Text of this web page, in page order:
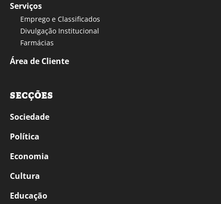
Serviços
Emprego e Classificados
Divulgação Institucional
Farmácias
Área de Cliente
SECÇÕES
Sociedade
Política
Economia
Cultura
Educação